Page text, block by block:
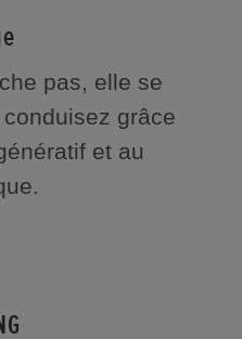
pas, elle se
grâce
et au